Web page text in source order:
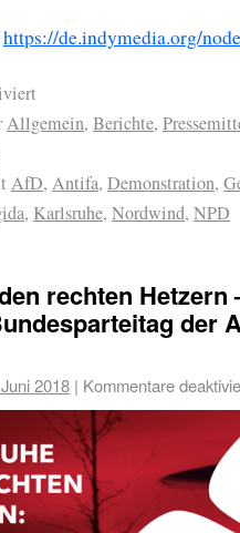
https://de.indymedia.org/
Allgemein, Berichte,
AfD, Antifa, Demonstration,
, Karlsruhe, Nordwind, NPD
rechten Hetzern
der
2018 | Kommentare